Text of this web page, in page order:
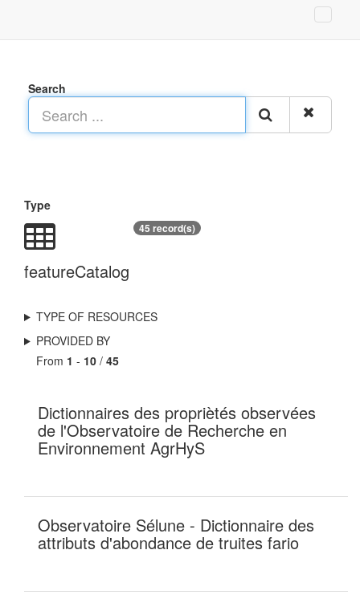
Search
Type
featureCatalog
45 record(s)
TYPE OF RESOURCES
PROVIDED BY
From 1 - 10 / 45
Dictionnaires des propriètés observées
de l'Observatoire de Recherche en
Environnement AgrHyS
Observatoire Sélune - Dictionnaire des
attributs d'abondance de truites fario